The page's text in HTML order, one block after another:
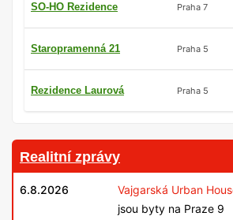
SO-HO Rezidence Praha 7
Staropramenná 21 Praha 5
Rezidence Laurová Praha 5
Realitní zprávy
6.8.2026 Vajgarská Urban
jsou byty na Praze 9